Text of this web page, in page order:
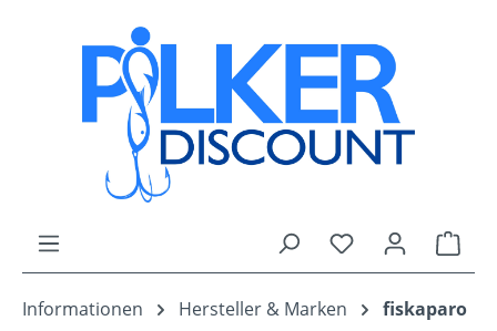
Zum Hauptinhalt springen
Du hast 0
Informationen Hersteller & Marken fiskaparo